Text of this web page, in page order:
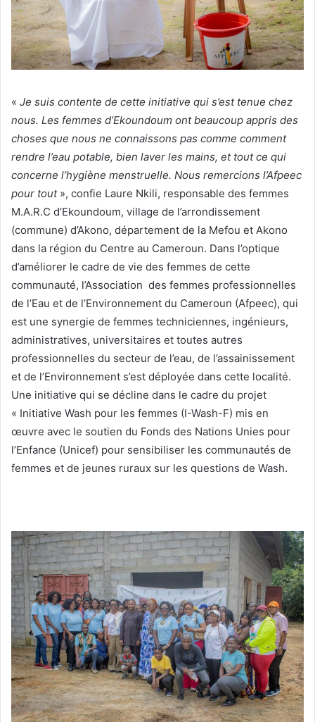
« Je suis contente de cette initiative qui s’est tenue chez
nous. Les femmes d’Ekoundoum ont beaucoup appris des
choses que nous ne connaissons pas comme comment
rendre l’eau potable, bien laver les mains, et tout ce qui
concerne l’hygiène menstruelle. Nous remercions l’Afpeec
pour tout», confie Laure Nkili, responsable des femmes
M.A.R.C d’Ekoundoum, village de l’arrondissement
(commune) d’Akono, département de la Mefou et Akono
dans la région du Centre au Cameroun. Dans l’optique
d’améliorer le cadre de vie des femmes de cette
communauté, l’Association des femmes professionnelles
de l’Eau et de l’Environnement du Cameroun (Afpeec), qui
est une synergie de femmes techniciennes, ingénieurs,
administratives, universitaires et toutes autres
professionnelles du secteur de l’eau, de l’assainissement
et de l’Environnement s’est déployée dans cette localité.
Une initiative qui se décline dans le cadre du projet
« Initiative Wash pour les femmes (I-Wash-F) mis en
œuvre avec le soutien du Fonds des Nations Unies pour
l’Enfance (Unicef) pour sensibiliser les communautés de
femmes et de jeunes ruraux sur les questions de Wash.